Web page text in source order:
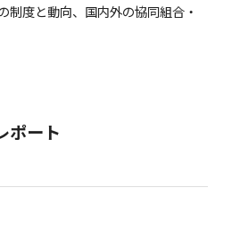
制度と動向、国内外の協同組合・
ポート